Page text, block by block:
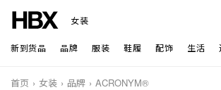
女装
新到货品 品牌 服装 鞋履 配饰 生活
首页 女装 品牌 ACRONYM®